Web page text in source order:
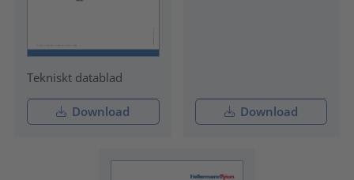
Tekniskt datablad
Download Download